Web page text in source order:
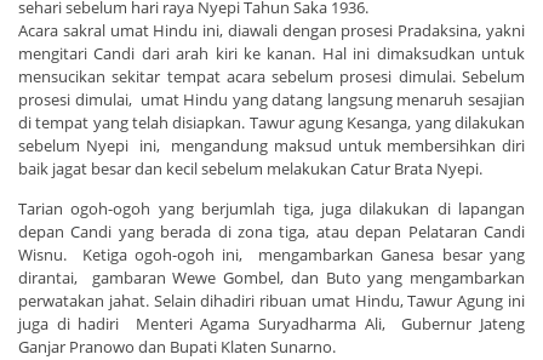
sehari sebelum hari raya Nyepi Tahun Saka 1936.
Acara sakral umat Hindu ini, diawali dengan prosesi Pradaksina, yakni
mengitari Candi dari arah kiri ke kanan. Hal ini dimaksudkan untuk
mensucikan sekitar tempat acara sebelum prosesi dimulai. Sebelum
prosesi dimulai, umat Hindu yang datang langsung menaruh sesajian
di tempat yang telah disiapkan. Tawur agung Kesanga, yang dilakukan
sebelum Nyepi ini, mengandung maksud untuk membersihkan diri
baik jagat besar dan kecil sebelum melakukan Catur Brata Nyepi.
Tarian ogoh-ogoh yang berjumlah tiga, juga dilakukan di lapangan
depan Candi yang berada di zona tiga, atau depan Pelataran Candi
Wisnu. Ketiga ogoh-ogoh ini, mengambarkan Ganesa besar yang
dirantai, gambaran Wewe Gombel, dan Buto yang mengambarkan
perwatakan jahat. Selain dihadiri ribuan umat Hindu, Tawur Agung ini
juga di hadiri Menteri Agama Suryadharma Ali, Gubernur Jateng
Ganjar Pranowo dan Bupati Klaten Sunarno.